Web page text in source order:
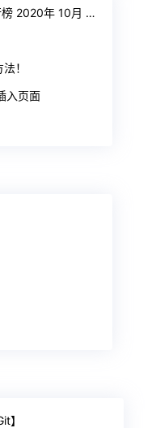
年 10月 TOP10
！
入页面
】